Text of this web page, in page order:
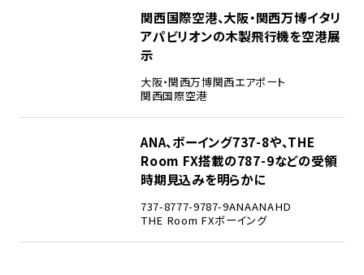
関西国際空港、大阪・関西万博イタリ
アパビリオンの木製飛行機を空港展
示
大阪・関西万博関西エアポート
関西国際空港
ANA、ボーイング737-8や、THE
Room FX搭載の787-9などの受領
時期見込みを明らかに
737-8777-9787-9ANAANAHD
THE Room FXボーイング